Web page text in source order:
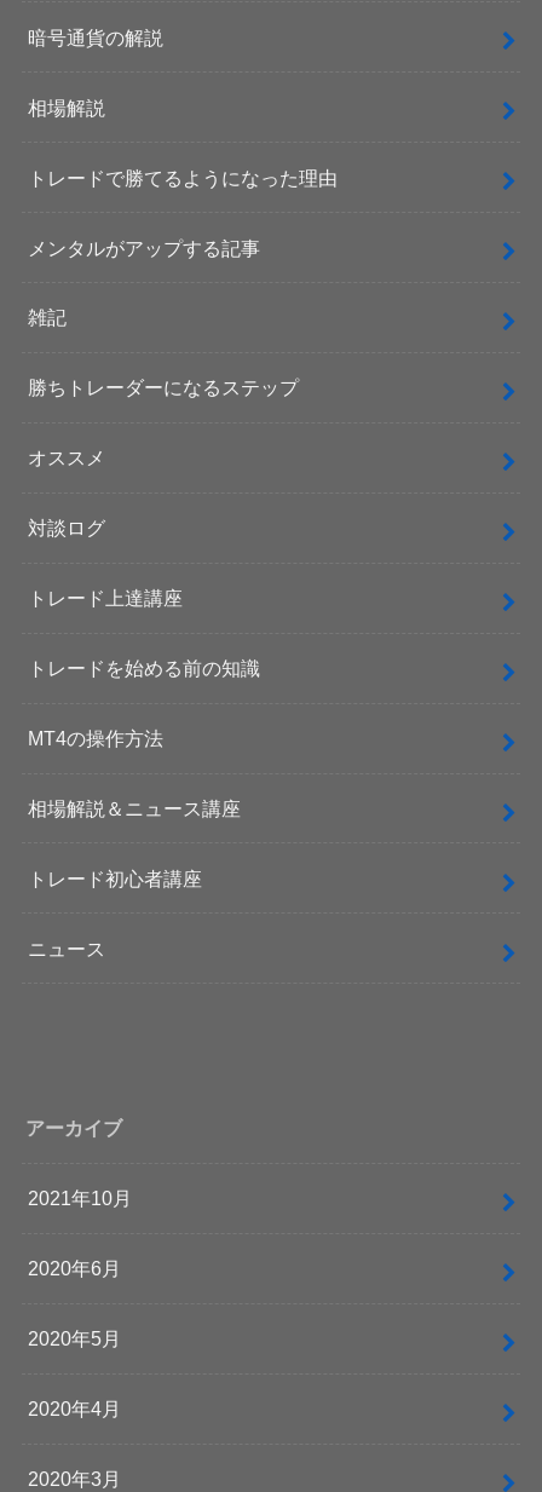
暗号通貨の解説
相場解説
トレードで勝てるようになった理由
メンタルがアップする記事
雑記
勝ちトレーダーになるステップ
オススメ
対談ログ
トレード上達講座
トレードを始める前の知識
MT4の操作方法
相場解説＆ニュース講座
トレード初心者講座
ニュース
アーカイブ
2021年10月
2020年6月
2020年5月
2020年4月
2020年3月